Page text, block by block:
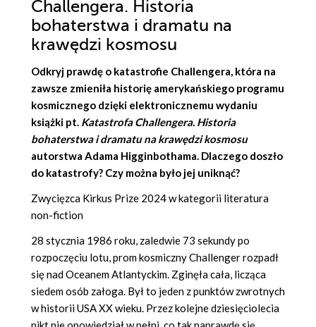
Challengera. Historia
bohaterstwa i dramatu na
krawędzi kosmosu
Odkryj prawdę o katastrofie Challengera, która na
zawsze zmieniła historię amerykańskiego programu
kosmicznego dzięki elektronicznemu wydaniu
książki pt. Katastrofa Challengera. Historia
bohaterstwa i dramatu na krawędzi kosmosu
autorstwa Adama Higginbothama. Dlaczego doszło
do katastrofy? Czy można było jej uniknąć?
Zwycięzca Kirkus Prize 2024 w kategorii literatura
non-fiction
28 stycznia 1986 roku, zaledwie 73 sekundy po
rozpoczęciu lotu, prom kosmiczny Challenger rozpadł
się nad Oceanem Atlantyckim. Zginęła cała, licząca
siedem osób załoga. Był to jeden z punktów zwrotnych
w historii USA XX wieku. Przez kolejne dziesięciolecia